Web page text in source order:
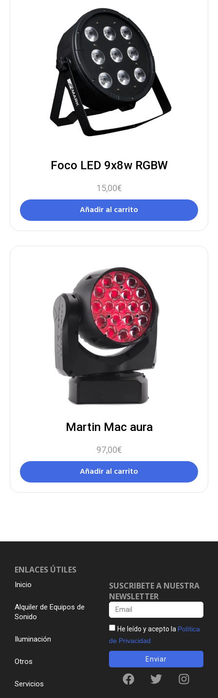
Foco LED 9x8w RGBW
15,00€
Añadir al carrito
Martin Mac aura
97,00€
Añadir al carrito
ENLACES ÚTILES
Inicio
Alquiler de Equipos de
Sonido
Iluminación
Otros
Servicios
SUSCRIBETE A NUESTRA
NEWSLETTER
He leído y acepto la Política
de Privacidad
Enviar